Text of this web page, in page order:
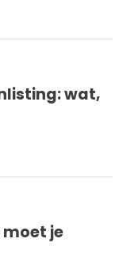
wat,
je